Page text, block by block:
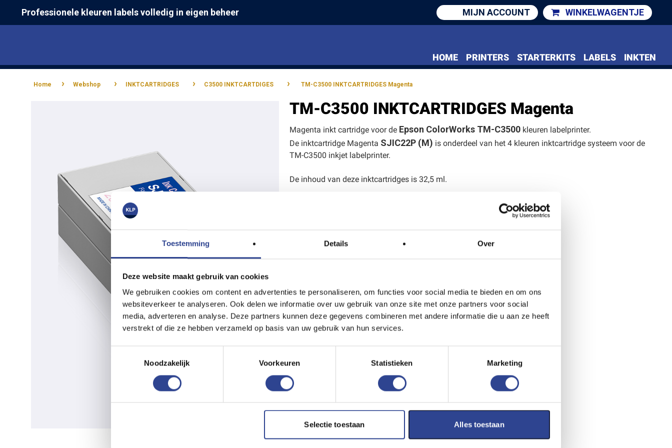
Toestemming Details Over
Deze website maakt gebruik van cookies
We gebruiken cookies om content en advertenties te personaliseren, om functies voor social media te bieden en om ons
websiteverkeer te analyseren. Ook delen we informatie over uw gebruik van onze site met onze partners voor social
media, adverteren en analyse. Deze partners kunnen deze gegevens combineren met andere informatie die u aan ze heeft
verstrekt of die ze hebben verzameld op basis van uw gebruik van hun services.
Noodzakelijk
Voorkeuren Statistieken Marketing
Selectie toestaan Alles toestaan
main
Professionele kleuren labels volledig in eigen beheer MIJN ACCOUNT WINKELWAGENTJE
HOME PRINTERS STARTERKITS LABELS INKTEN
Home › Webshop › INKTCARTRIDGES › C3500 INKTCARTDIGES › TM-C3500 INKTCARTRIDGES Magenta
TM-C3500 INKTCARTRIDGES Magenta
Magenta inkt cartridge voor de Epson ColorWorks TM-C3500 kleuren labelprinter.
De inktcartridge Magenta SJIC22P (M) is onderdeel van het 4 kleuren inktcartridge systeem voor de
TM-C3500 inkjet labelprinter.
De inhoud van deze inktcartridges is 32,5 ml.
Epson ColorWorks TM-C3500
€23,00
BESTELLEN